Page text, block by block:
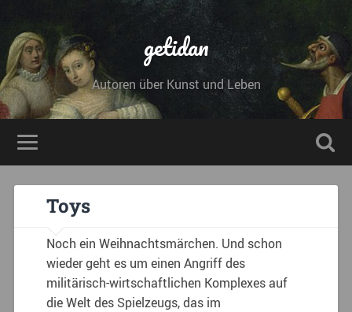
getidan
Autoren über Kunst und Leben
Toys
Noch ein Weihnachtsmärchen. Und schon
wie­der geht es um einen Angriff des
militärisch-­wirtschaftlichen Komplexes auf
die Welt des Spielzeugs, das im